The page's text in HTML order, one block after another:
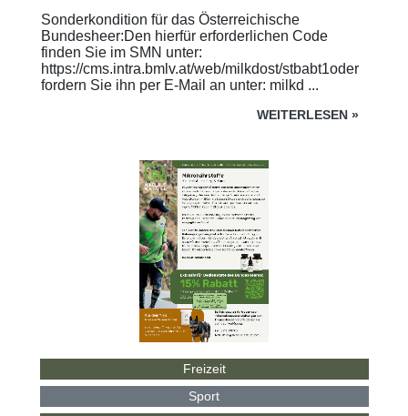
Sonderkondition für das Österreichische
Bundesheer:Den hierfür erforderlichen Code
finden Sie im SMN unter:
https://cms.intra.bmlv.at/web/milkdost/stbabt1oder
fordern Sie ihn per E-Mail an unter: milkd ...
WEITERLESEN »
Freizeit
Sport